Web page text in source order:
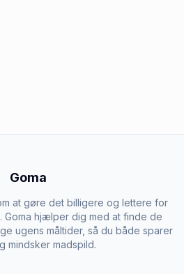
Goma
at gøre det billigere og lettere for
Goma hjælper dig med at finde de
ugens måltider, så du både sparer
mindsker madspild.